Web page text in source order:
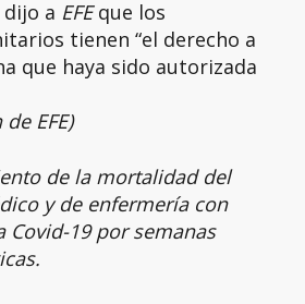
a EFEque los
tienen “el derecho a
que haya sido autorizada
EFE)
y de enfermería con
Covid-19 por semanas